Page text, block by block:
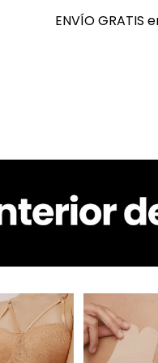
ENVÍO GRATIS
ENVÍO GRATIS